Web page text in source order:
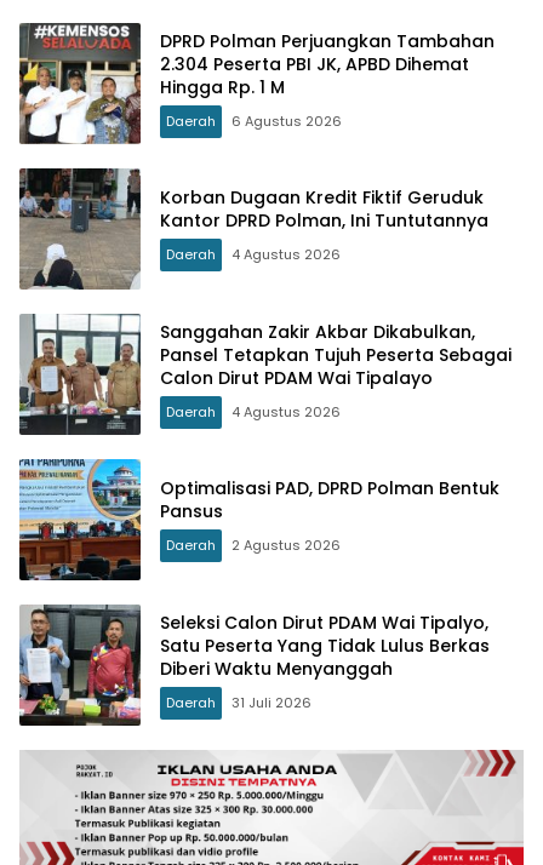
DPRD Polman Perjuangkan Tambahan
2.304 Peserta PBI JK, APBD Dihemat
Hingga Rp. 1 M
Daerah 6 Agustus 2026
Korban Dugaan Kredit Fiktif Geruduk
Kantor DPRD Polman, Ini Tuntutannya
Daerah 4 Agustus 2026
Sanggahan Zakir Akbar Dikabulkan,
Pansel Tetapkan Tujuh Peserta Sebagai
Calon Dirut PDAM Wai Tipalayo
Daerah 4 Agustus 2026
Optimalisasi PAD, DPRD Polman Bentuk
Pansus
Daerah 2 Agustus 2026
Seleksi Calon Dirut PDAM Wai Tipalyo,
Satu Peserta Yang Tidak Lulus Berkas
Diberi Waktu Menyanggah
Daerah 31 Juli 2026